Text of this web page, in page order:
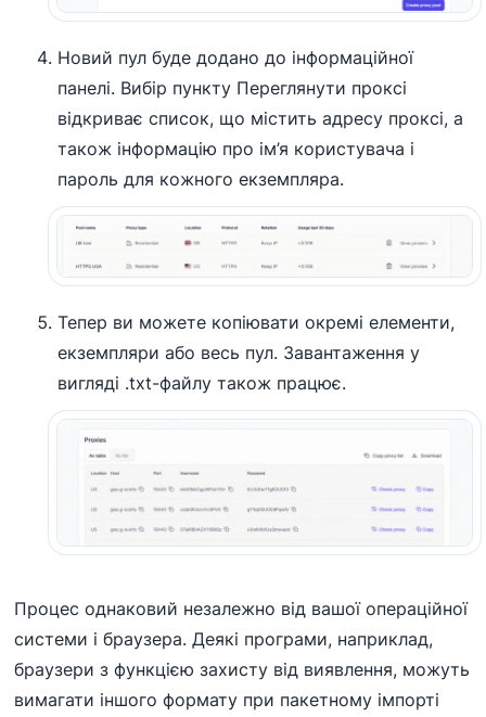
Новий пул буде додано до інформаційної
панелі. Вибір пункту Переглянути проксі
відкриває список, що містить адресу проксі, а
також інформацію про ім’я користувача і
пароль для кожного екземпляра.
Тепер ви можете копіювати окремі елементи,
екземпляри або весь пул. Завантаження у
вигляді .txt-файлу також працює.
Процес однаковий незалежно від вашої операційної
системи і браузера. Деякі програми, наприклад,
браузери з функцією захисту від виявлення, можуть
вимагати іншого формату при пакетному імпорті